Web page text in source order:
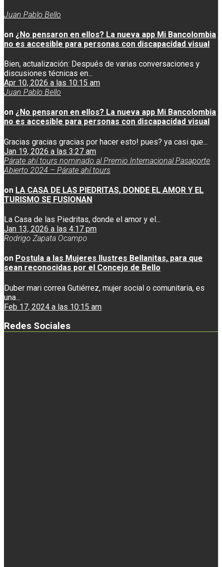
Juan Pablo Bello
on ¿No pensaron en ellos? La nueva app Mi Bancolombia
no es accesible para personas con discapacidad visual
Bien, actualización: Después de varias conversaciones y
discusiones técnicas en...
Apr 10, 2026 a las 10:15 am
Juan Pablo Bello
on ¿No pensaron en ellos? La nueva app Mi Bancolombia
no es accesible para personas con discapacidad visual
Gracias gracias gracias por hacer esto! pues? ya casi que...
Jan 19, 2026 a las 3:27 am
Párate ahí tours nominado al Premio Internacional Pasaporte
Abierto 2024 – Párate ahí tours
on LA CASA DE LAS PIEDRITAS, DONDE EL AMOR Y EL
TURISMO SE FUSIONAN
La Casa de las Piedritas, donde el amor y el...
Jan 13, 2026 a las 4:17 pm
Rodrigo Zapata Ocampo
on Postula a las Mujeres Ilustres Bellanitas, para que
sean reconocidas por el Concejo de Bello
Duber mari correa Gutiérrez, mujer social o comunitaria, es
una...
Feb 17, 2024 a las 10:15 am
Redes Sociales